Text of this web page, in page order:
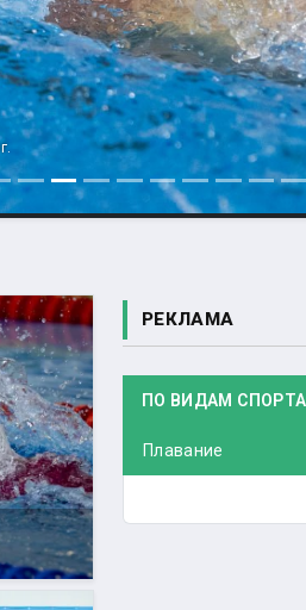
РЕКЛАМА
ПО ВИДАМ СПОРТА
Плавание